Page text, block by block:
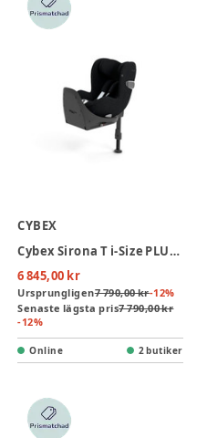
CYBEX
Cybex Sirona T i-Size PLUS Bilbarnstol inkl. bas - Sepia Black
6 845,00 kr
Ursprungligen7 790,00 kr-12%
Senaste lägsta pris7 790,00 kr
-12%
Online 2 butiker